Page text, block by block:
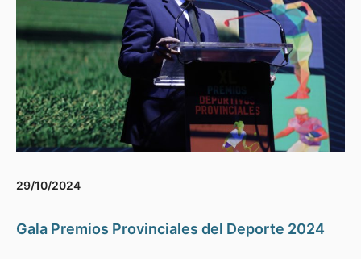
29/10/2024
Gala Premios Provinciales del Deporte 2024